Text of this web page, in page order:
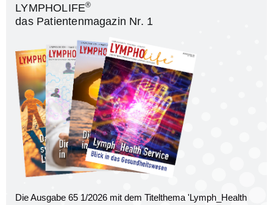
LYMPHOLIFE®
das Patientenmagazin Nr. 1
Die Ausgabe 65 1/2026 mit dem Titel­thema 'Lymph_Health